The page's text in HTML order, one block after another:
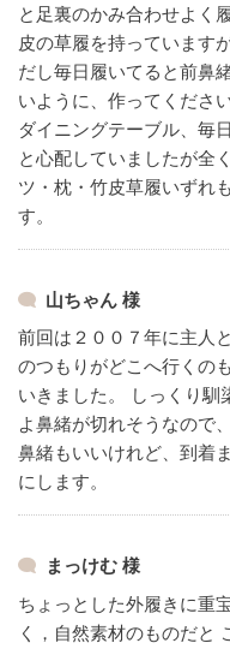
と足裏のかみ合わせよく
皮の草履を持っています
だし毎日履いてると前鼻
いように、作ってください
ダイニングテーブル、毎
と心配していましたが全
ツ・枕・竹皮草履いずれ
す。
山ちゃん 様
前回は２００７年に主人
のつもりがどこへ行くの
いきました。
しっくり馴
よ鼻緒が切れそうなので
鼻緒もいいけれど、到着
にします。
まっけむ 様
ちょっとした外履きに重
く，自然素材のものだと